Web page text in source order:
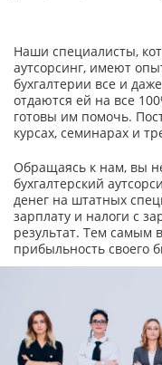
Наши специалисты,
аутсорсинг, имеют
бухгалтерии все и
отдаются ей на все
готовы им помочь.
курсах, семинарах и
Обращаясь к нам, вы
бухгалтерский
денег на штатных
зарплату и налоги с
результат. Тем самым
прибыльность своего